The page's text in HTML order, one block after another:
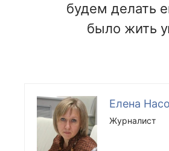
будем делать
было жить
Елена
Журналист